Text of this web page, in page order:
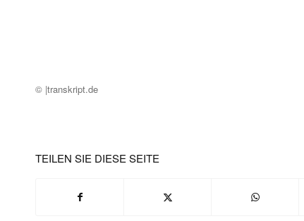
© |transkript.de
TEILEN SIE DIESE SEITE